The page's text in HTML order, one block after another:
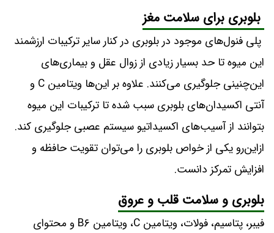
بلوبری برای سلامت مغز
پلی فنول‌های موجود در بلوبری در کنار سایر ترکیبات ارزشمند
این میوه تا حد بسیار زیادی از زوال عقل و بیماری‌های
این‌چنینی جلوگیری می‌کنند. علاوه بر این‌ها ویتامین C و
آنتی اکسیدان‌های بلوبری سبب شده تا ترکیبات این میوه
بتوانند از آسیب‌های اکسیداتیو سیستم عصبی جلوگیری کند.
ازاین‌رو یکی از خواص بلوبری را می‌توان تقویت حافظه و
افزایش تمرکز دانست.
بلوبری و سلامت قلب و عروق
فیبر، پتاسیم، فولات، ویتامین C، ویتامین B۶ و محتوای